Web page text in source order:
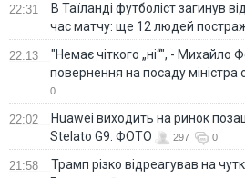
22:31
В Таїланді футболіст загинув
час матчу: ще 12 людей
22:13
"Немає чіткого „ні“", - Михайло
повернення на посаду міністра
0
22:02
Huawei виходить на ринок
Stelato G9. ФОТО
297 0
21:58
Трамп різко відреагував на